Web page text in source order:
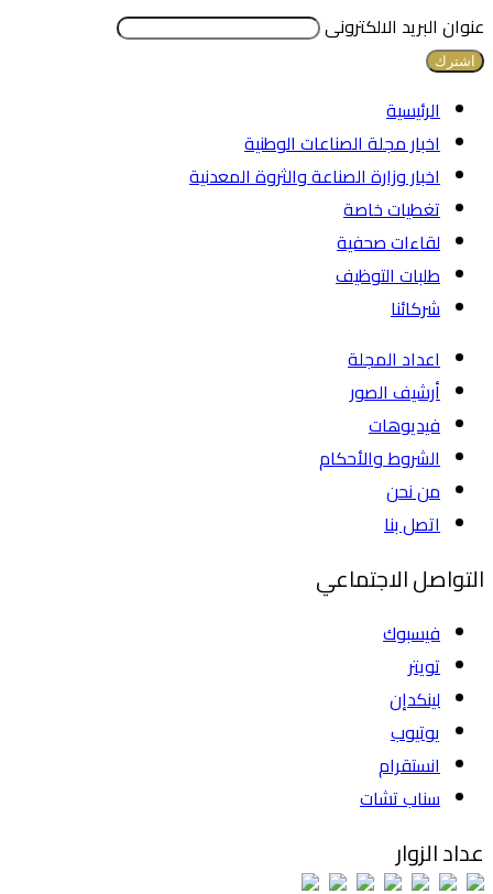
عنوان البريد الالكترونى
الرئيسية
اخبار مجلة الصناعات الوطنية
اخبار وزارة الصناعة والثروة المعدنية
تغطيات خاصة
لقاءات صحفية
طلبات التوظيف
شركائنا
اعداد المجلة
أرشيف الصور
فيديوهات
الشروط والأحكام
من نحن
اتصل بنا
التواصل الاجتماعي
فيسبوك
تويتر
لينكدإن
يوتيوب
انستقرام
سناب تشات
عداد الزوار